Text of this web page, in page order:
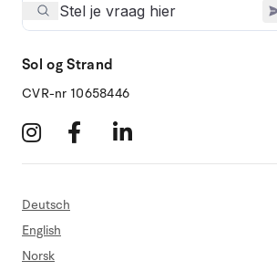
Sol og Strand
CVR-nr 10658446
Deutsch
English
Norsk